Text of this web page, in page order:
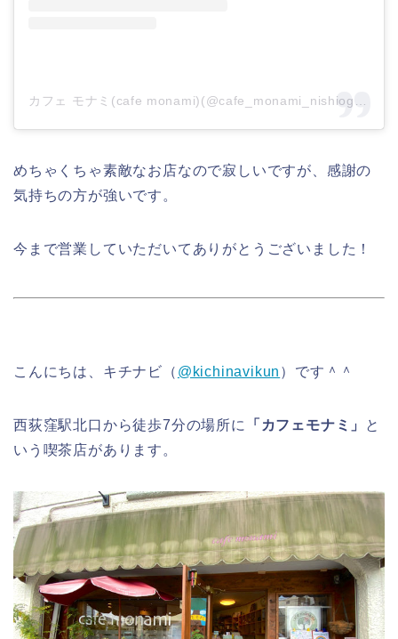
めちゃくちゃ素敵なお店なので寂しいですが、感謝の
気持ちの方が強いです。
今まで営業していただいてありがとうございました！
こんにちは、キチナビ（ @kichinavikun ）です＾＾
西荻窪駅北口から徒歩7分の場所に 「カフェモナミ」
と
いう喫茶店があります。